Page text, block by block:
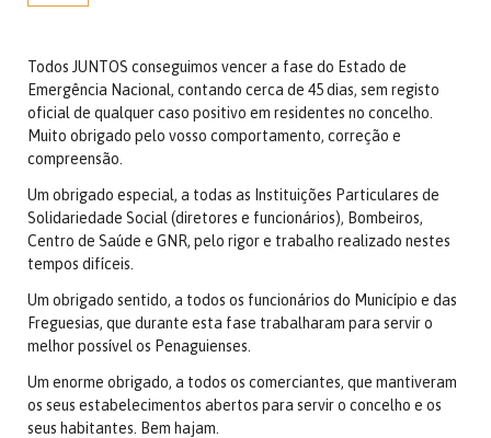
Todos JUNTOS conseguimos vencer a fase do Estado de
Emergência Nacional, contando cerca de 45 dias, sem registo
oficial de qualquer caso positivo em residentes no concelho.
Muito obrigado pelo vosso comportamento, correção e
compreensão.
Um obrigado especial, a todas as Instituições Particulares de
Solidariedade Social (diretores e funcionários), Bombeiros,
Centro de Saúde e GNR, pelo rigor e trabalho realizado nestes
tempos difíceis.
Um obrigado sentido, a todos os funcionários do Município e das
Freguesias, que durante esta fase trabalharam para servir o
melhor possível os Penaguienses.
Um enorme obrigado, a todos os comerciantes, que mantiveram
os seus estabelecimentos abertos para servir o concelho e os
seus habitantes. Bem hajam.